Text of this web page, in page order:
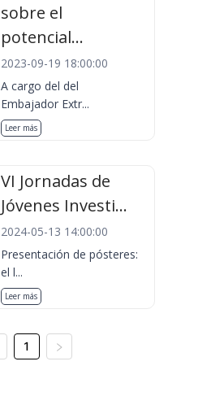
sobre el
potencial...
2023-09-19 18:00:00
A cargo del del
Embajador Extr...
Leer más
VI Jornadas de
Jóvenes Investi...
2024-05-13 14:00:00
Presentación de pósteres:
el l...
Leer más
1